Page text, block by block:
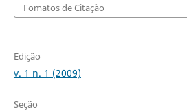
Fomatos de Citação
Edição
v. 1 n. 1 (2009)
Seção